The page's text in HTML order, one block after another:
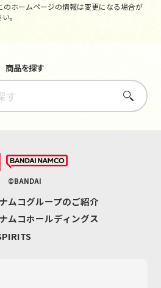
ホームページの情報は変更になる場合が
。
商品を探す
さがす
©BANDAI
ムコグループのご紹介
ムコホールディングス